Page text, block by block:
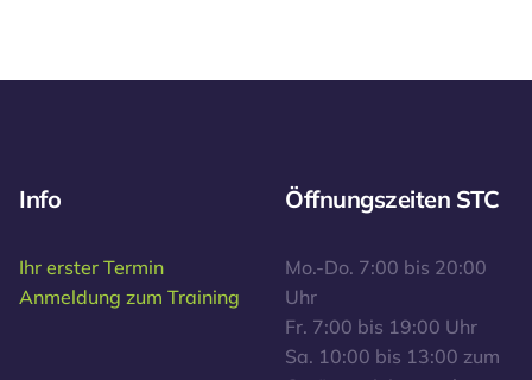
Info
Ihr erster Termin
Anmeldung zum Training
Öffnungszeiten STC
Mo.-Do. 7:00 bis 20:00
Uhr
Fr. 7:00 bis 19:00 Uhr
Sa. 10:00 bis 13:00 zum